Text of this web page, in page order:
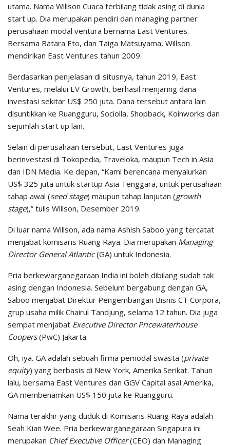
utama. Nama Willson Cuaca terbilang tidak asing di dunia
start up. Dia merupakan pendiri dan managing partner
perusahaan modal ventura bernama East Ventures.
Bersama Batara Eto, dan Taiga Matsuyama, Willson
mendirikan East Ventures tahun 2009.
Berdasarkan penjelasan di situsnya, tahun 2019, East
Ventures, melalui EV Growth, berhasil menjaring dana
investasi sekitar US$ 250 juta. Dana tersebut antara lain
disuntikkan ke Ruangguru, Sociolla, Shopback, Koinworks dan
sejumlah start up lain.
Selain di perusahaan tersebut, East Ventures juga
berinvestasi di Tokopedia, Traveloka, maupun Tech in Asia
dan IDN Media. Ke depan, “Kami berencana menyalurkan
US$ 325 juta untuk startup Asia Tenggara, untuk perusahaan
tahap awal (seed stage) maupun tahap lanjutan (growth
stage),” tulis Willson, Desember 2019.
Di luar nama Willson, ada nama Ashish Saboo yang tercatat
menjabat komisaris Ruang Raya. Dia merupakan Managing
Director General Atlantic(GA) untuk Indonesia.
Pria berkewarganegaraan India ini boleh dibilang sudah tak
asing dengan Indonesia. Sebelum bergabung dengan GA,
Saboo menjabat Direktur Pengembangan Bisnis CT Corpora,
grup usaha milik Chairul Tandjung, selama 12 tahun. Dia juga
sempat menjabat Executive Director Pricewaterhouse
Coopers(PwC) Jakarta.
Oh, iya. GA adalah sebuah firma pemodal swasta (private
equity) yang berbasis di New York, Amerika Serikat. Tahun
lalu, bersama East Ventures dan GGV Capital asal Amerika,
GA membenamkan US$ 150 juta ke Ruangguru.
Nama terakhir yang duduk di Komisaris Ruang Raya adalah
Seah Kian Wee. Pria berkewarganegaraan Singapura ini
merupakan Chief Executive Officer(CEO) dan Managing